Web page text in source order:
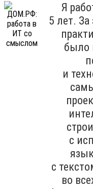
Я
5 лет.
было
и
с
с
во